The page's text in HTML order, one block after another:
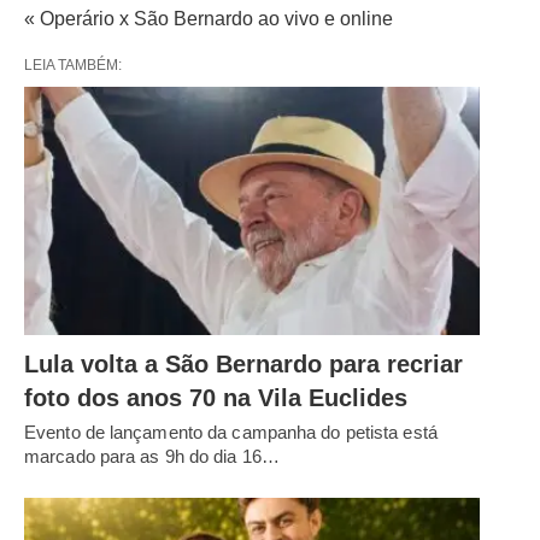
« Operário x São Bernardo ao vivo e online
LEIA TAMBÉM:
Lula volta a São Bernardo para recriar
foto dos anos 70 na Vila Euclides
Evento de lançamento da campanha do petista está
marcado para as 9h do dia 16…